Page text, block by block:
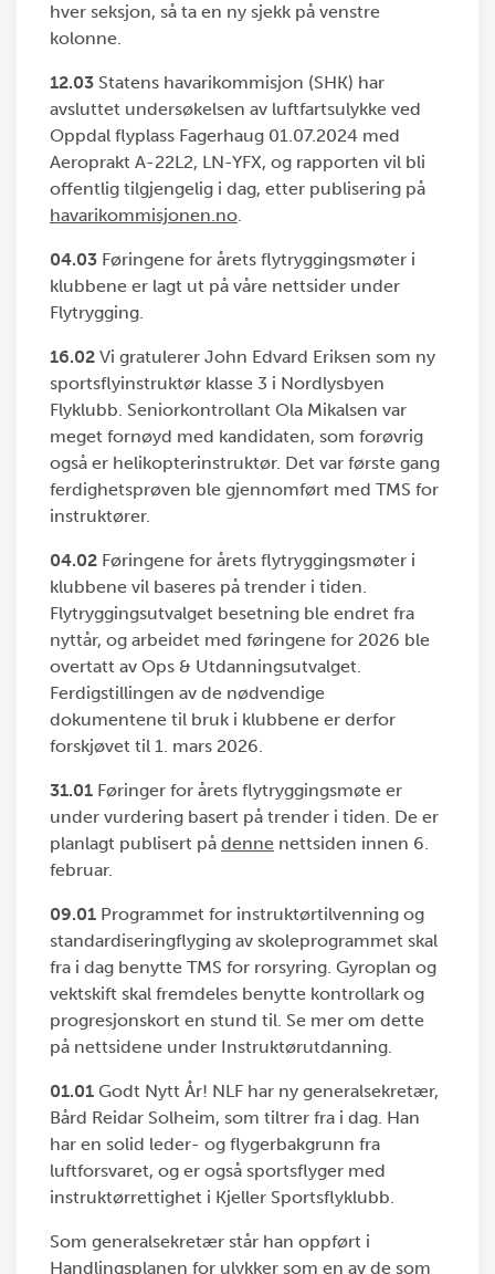
hver seksjon, så ta en ny sjekk på venstre
kolonne.
12.03 Statens havarikommisjon (SHK) har
avsluttet undersøkelsen av luftfartsulykke ved
Oppdal flyplass Fagerhaug 01.07.2024 med
Aeroprakt A-22L2, LN-YFX, og rapporten vil bli
offentlig tilgjengelig i dag, etter publisering på
havarikommisjonen.no.
04.03 Føringene for årets flytryggingsmøter i
klubbene er lagt ut på våre nettsider under
Flytrygging.
16.02 Vi gratulerer John Edvard Eriksen som ny
sportsflyinstruktør klasse 3 i Nordlysbyen
Flyklubb. Seniorkontrollant Ola Mikalsen var
meget fornøyd med kandidaten, som forøvrig
også er helikopterinstruktør. Det var første gang
ferdighetsprøven ble gjennomført med TMS for
instruktører.
04.02 Føringene for årets flytryggingsmøter i
klubbene vil baseres på trender i tiden.
Flytryggingsutvalget besetning ble endret fra
nyttår, og arbeidet med føringene for 2026 ble
overtatt av Ops & Utdanningsutvalget.
Ferdigstillingen av de nødvendige
dokumentene til bruk i klubbene er derfor
forskjøvet til 1. mars 2026.
31.01 Føringer for årets flytryggingsmøte er
under vurdering basert på trender i tiden. De er
planlagt publisert på denne nettsiden innen 6.
februar.
09.01 Programmet for instruktørtilvenning og
standardiseringflyging av skoleprogrammet skal
fra i dag benytte TMS for rorsyring. Gyroplan og
vektskift skal fremdeles benytte kontrollark og
progresjonskort en stund til. Se mer om dette
på nettsidene under Instruktørutdanning.
01.01 Godt Nytt År! NLF har ny generalsekretær,
Bård Reidar Solheim, som tiltrer fra i dag. Han
har en solid leder- og flygerbakgrunn fra
luftforsvaret, og er også sportsflyger med
instruktørrettighet i Kjeller Sportsflyklubb.
Som generalsekretær står han oppført i
Handlingsplanen for ulykker som en av de som